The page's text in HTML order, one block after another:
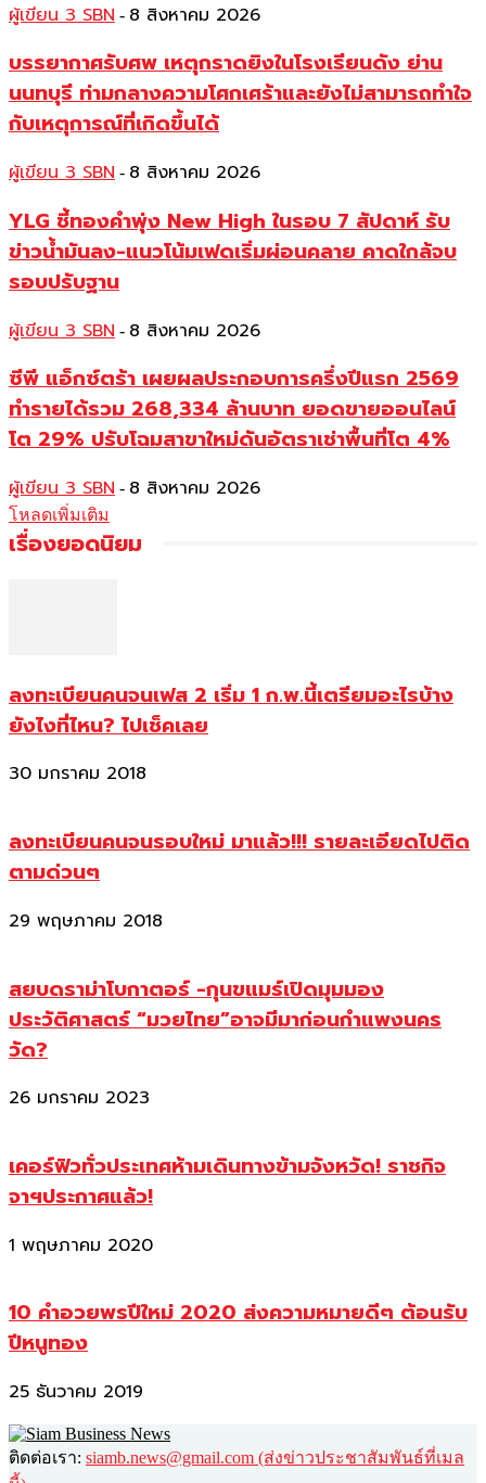
ผู้เขียน 3 SBN - 8 สิงหาคม 2026
บรรยากาศรับศพ เหตุกราดยิงในโรงเรียนดัง ย่าน
นนทบุรี ท่ามกลางความโศกเศร้าและยังไม่สามารถทำใจ
กับเหตุการณ์ที่เกิดขึ้นได้
ผู้เขียน 3 SBN - 8 สิงหาคม 2026
YLG ชี้ทองคำพุ่ง New High ในรอบ 7 สัปดาห์ รับ
ข่าวน้ำมันลง-แนวโน้มเฟดเริ่มผ่อนคลาย คาดใกล้จบ
รอบปรับฐาน
ผู้เขียน 3 SBN - 8 สิงหาคม 2026
ซีพี แอ็กซ์ตร้า เผยผลประกอบการครึ่งปีแรก 2569
ทำรายได้รวม 268,334 ล้านบาท ยอดขายออนไลน์
โต 29% ปรับโฉมสาขาใหม่ดันอัตราเช่าพื้นที่โต 4%
ผู้เขียน 3 SBN - 8 สิงหาคม 2026
โหลดเพิ่มเติม
เรื่องยอดนิยม
ลงทะเบียนคนจนเฟส 2 เริ่ม 1 ก.พ.นี้เตรียมอะไรบ้าง
ยังไงที่ไหน? ไปเช็คเลย
30 มกราคม 2018
ลงทะเบียนคนจนรอบใหม่ มาแล้ว!!! รายละเอียดไปติด
ตามด่วนๆ
29 พฤษภาคม 2018
สยบดราม่าโบกาตอร์ -กุนขแมร์เปิดมุมมอง
ประวัติศาสตร์ “มวยไทย”อาจมีมาก่อนกำแพงนคร
วัด?
26 มกราคม 2023
เคอร์ฟิวทั่วประเทศห้ามเดินทางข้ามจังหวัด! ราชกิจ
จาฯประกาศแล้ว!
1 พฤษภาคม 2020
10 คำอวยพรปีใหม่ 2020 ส่งความหมายดีๆ ต้อนรับ
ปีหนูทอง
25 ธันวาคม 2019
ติดต่อเรา: siamb.news@gmail.com (ส่งข่าวประชาสัมพันธ์ที่เมล